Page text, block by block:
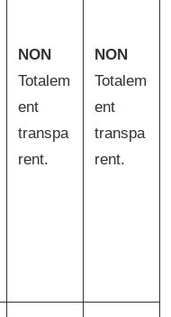
NON
Totalem
ent
transpa
rent.
NON
Totalem
ent
transpa
rent.